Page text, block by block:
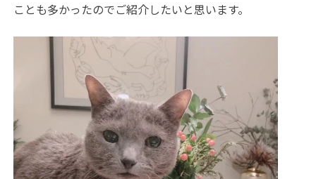
ことも多かったのでご紹介したいと思います。